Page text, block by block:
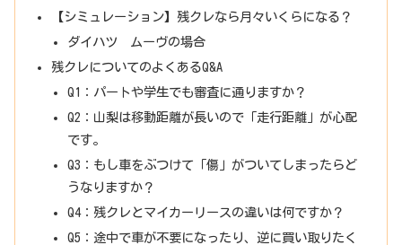
【シミュレーション】残クレなら月々いくらになる？
ダイハツ ムーヴの場合
残クレについてのよくあるQ&A
Q1：パートや学生でも審査に通りますか？
Q2：山梨は移動距離が長いので「走行距離」が心配
です。
Q3：もし車をぶつけて「傷」がついてしまったらど
うなりますか？
Q4：残クレとマイカーリースの違いは何ですか？
Q5：途中で車が不要になったり、逆に買い取りたく